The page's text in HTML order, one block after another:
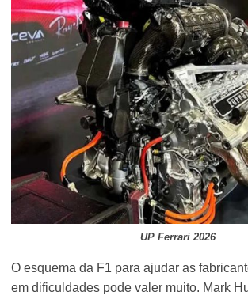
UP Ferrari 2026
O esquema da F1 para ajudar as
em dificuldades pode valer muito. Mark